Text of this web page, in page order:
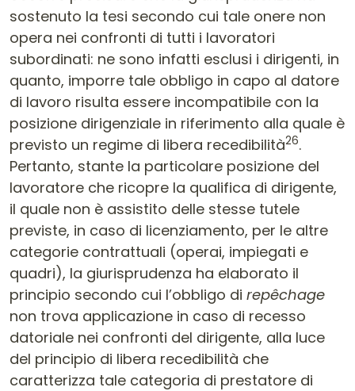
sostenuto la tesi secondo cui tale onere non
opera nei confronti di tutti i lavoratori
subordinati: ne sono infatti esclusi i dirigenti, in
quanto, imporre tale obbligo in capo al datore
di lavoro risulta essere incompatibile con la
posizione dirigenziale in riferimento alla quale è
previsto un regime di libera recedibilità26.
Pertanto, stante la particolare posizione del
lavoratore che ricopre la qualifica di dirigente,
il quale non è assistito delle stesse tutele
previste, in caso di licenziamento, per le altre
categorie contrattuali (operai, impiegati e
quadri), la giurisprudenza ha elaborato il
principio secondo cui l’obbligo di repêchage
non trova applicazione in caso di recesso
datoriale nei confronti del dirigente, alla luce
del principio di libera recedibilità che
caratterizza tale categoria di prestatore di